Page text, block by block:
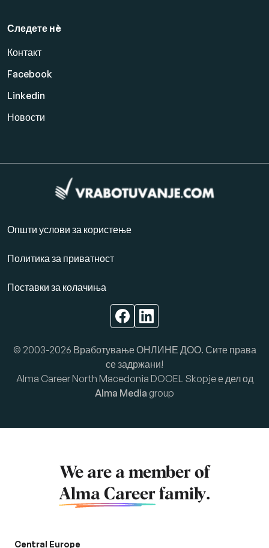
Следете нè
Контакт
Facebook
Linkedin
Новости
Општи услови за користење
Политика за приватност
Поставки за колачиња
© 2003-2026 Вработување ОНЛИНЕ ДОО. Сите права
се задржани!
Alma Career North Macedonia DOOEL Skopje е дел од
Alma Media group
We are a member of
Alma Career family.
Central Europe